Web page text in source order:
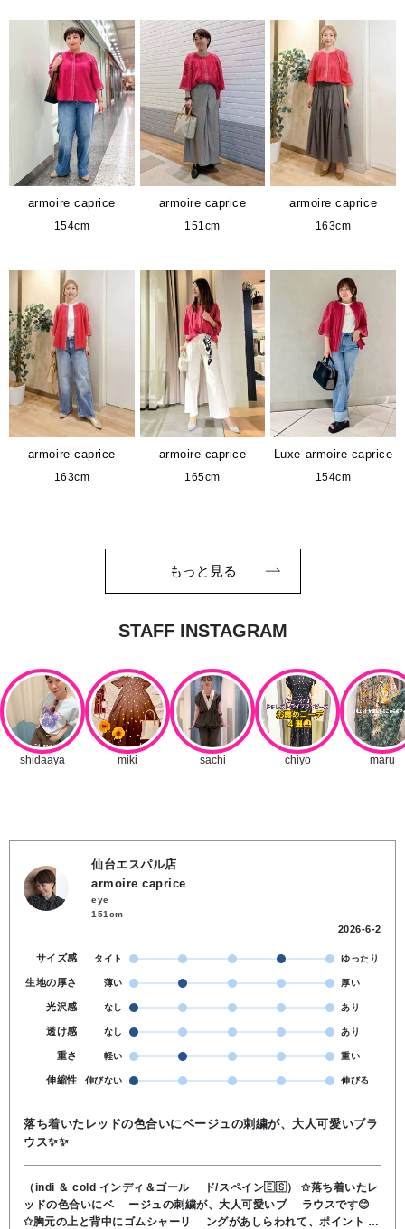
armoire caprice
154cm
armoire caprice
151cm
armoire caprice
163cm
armoire caprice
163cm
armoire caprice
165cm
Luxe armoire caprice
154cm
もっと見る
仙台エスパル店
armoire caprice
eye
151cm
2026-6-2
サイズ感 タイト ゆったり
生地の厚さ 薄い 厚い
光沢感 なし あり
透け感 なし あり
重さ 軽い 重い
伸縮性 伸びない 伸びる
落ち着いたレッドの色合いにベージュの刺繍が、大人可愛いブラ
ウス✨✨
（indi ＆ cold インディ＆ゴール ド/スペイン🇪🇸） ✩落ち着いたレ
ッドの色合いにベ ージュの刺繍が、大人可愛いブ ラウスです😊
✩胸元の上と背中にゴムシャーリ ングがあしらわれて、ポイント